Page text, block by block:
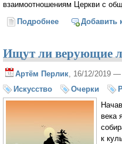
взаимоотношениям Церкви с
Подробнее о Цифровая
Добавить
Ищут ли верующие
Артём Перлик , 16/12/2019
Искусство
Очерки
века
к